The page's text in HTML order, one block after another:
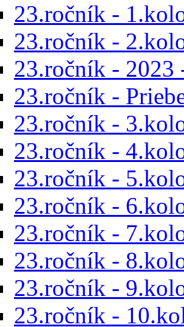
23.ročník -
23.ročník -
23.ročník - 2023
23.ročník -
23.ročník -
23.ročník -
23.ročník -
23.ročník -
23.ročník -
23.ročník -
23.ročník -
23.ročník -